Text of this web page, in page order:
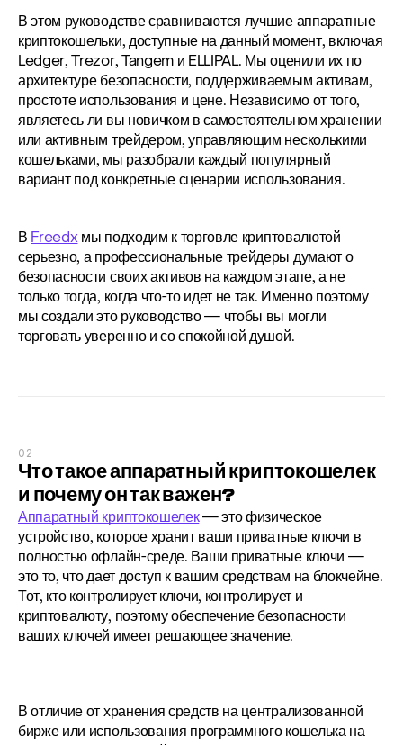
В этом руководстве сравниваются лучшие аппаратные
криптокошельки, доступные на данный момент, включая
Ledger, Trezor, Tangem и ELLIPAL. Мы оценили их по
архитектуре безопасности, поддерживаемым активам,
простоте использования и цене. Независимо от того,
являетесь ли вы новичком в самостоятельном хранении
или активным трейдером, управляющим несколькими
кошельками, мы разобрали каждый популярный
вариант под конкретные сценарии использования.
В Freedx мы подходим к торговле криптовалютой
серьезно, а профессиональные трейдеры думают о
безопасности своих активов на каждом этапе, а не
только тогда, когда что-то идет не так. Именно поэтому
мы создали это руководство — чтобы вы могли
торговать уверенно и со спокойной душой.
02
Что такое аппаратный криптокошелек
и почему он так важен?
Аппаратный криптокошелек — это физическое
устройство, которое хранит ваши приватные ключи в
полностью офлайн-среде. Ваши приватные ключи —
это то, что дает доступ к вашим средствам на блокчейне.
Тот, кто контролирует ключи, контролирует и
криптовалюту, поэтому обеспечение безопасности
ваших ключей имеет решающее значение.
В отличие от хранения средств на централизованной
бирже или использования программного кошелька на